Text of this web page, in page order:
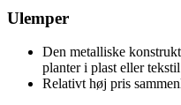
Ulemper
Den metalliske
planter i plast eller tekstil
Relativt høj pris